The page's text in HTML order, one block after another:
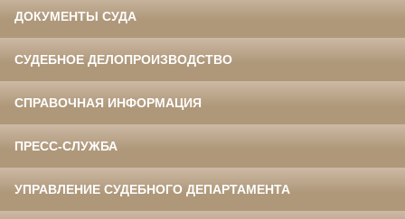
ДОКУМЕНТЫ СУДА
СУДЕБНОЕ ДЕЛОПРОИЗВОДСТВО
СПРАВОЧНАЯ ИНФОРМАЦИЯ
ПРЕСС-СЛУЖБА
УПРАВЛЕНИЕ СУДЕБНОГО ДЕПАРТАМЕНТА